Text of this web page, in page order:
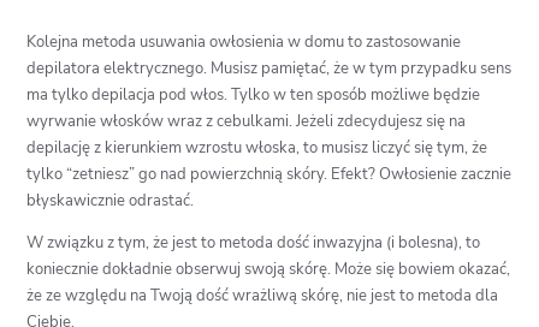
Kolejna metoda usuwania owłosienia w domu to zastosowanie
depilatora elektrycznego. Musisz pamiętać, że w tym przypadku sens
ma tylko depilacja pod włos. Tylko w ten sposób możliwe będzie
wyrwanie włosków wraz z cebulkami. Jeżeli zdecydujesz się na
depilację z kierunkiem wzrostu włoska, to musisz liczyć się tym, że
tylko “zetniesz” go nad powierzchnią skóry. Efekt? Owłosienie zacznie
błyskawicznie odrastać.
W związku z tym, że jest to metoda dość inwazyjna (i bolesna), to
koniecznie dokładnie obserwuj swoją skórę. Może się bowiem okazać,
że ze względu na Twoją dość wrażliwą skórę, nie jest to metoda dla
Ciebie.